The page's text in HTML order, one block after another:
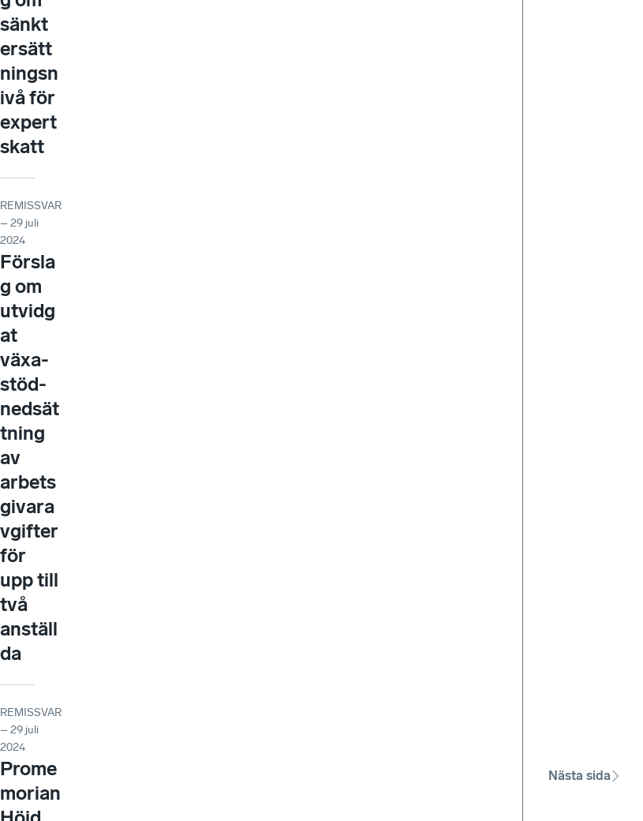
sänkt
ersätt
ningsn
ivå för
expert
skatt
REMISSVAR
– 29 juli
2024
Försla
g om
utvidg
at
växa-
stöd-
nedsät
tning
av
arbets
givara
vgifter
för
upp till
två
anställ
da
REMISSVAR
– 29 juli
2024
Prome
morian
Nästa sida